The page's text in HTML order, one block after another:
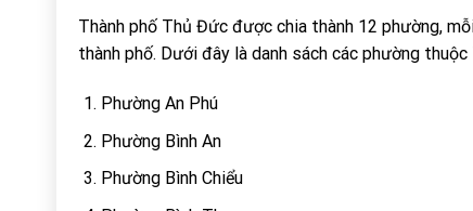
Thành phố Thủ Đức được chia thành 12 phường,
thành phố. Dưới đây là danh sách các phường
Phường An Phú
Phường Bình An
Phường Bình Chiểu